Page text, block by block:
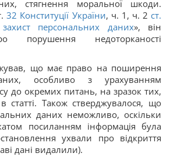
стягнення моральної шкоди.
32 Конституції України, ч. 1, ч. 2ст.
персональних даних», він
порушення недоторканості
що має право на поширення
особливо з урахуванням
до окремих питань, на зразок тих,
статті. Також стверджувалося, що
даних неможливо, оскільки
посиланням інформація була
ухвали про відкриття
дані видалили).